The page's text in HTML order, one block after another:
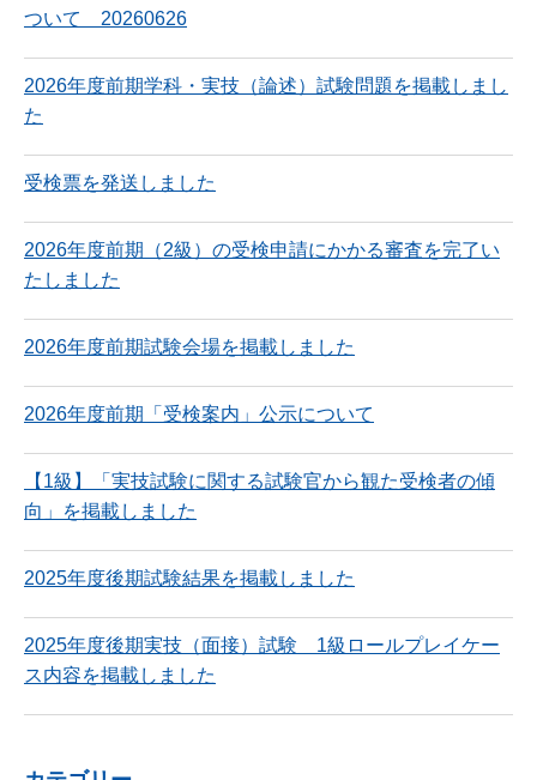
ついて 20260626
2026年度前期学科・実技（論述）試験問題を掲載しまし
た
受検票を発送しました
2026年度前期（2級）の受検申請にかかる審査を完了い
たしました
2026年度前期試験会場を掲載しました
2026年度前期「受検案内」公示について
【1級】「実技試験に関する試験官から観た受検者の傾
向」を掲載しました
2025年度後期試験結果を掲載しました
2025年度後期実技（面接）試験 1級ロールプレイケー
ス内容を掲載しました